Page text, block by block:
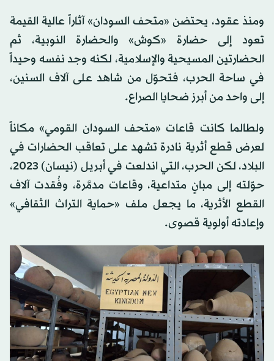
ومنذ عقود، يحتضن «متحف السودان» آثاراً عالية القيمة
تعود إلى حضارة «كوش» والحضارة النوبية، ثم
الحضارتين المسيحية والإسلامية، لكنه وجد نفسه وحيداً
في ساحة الحرب، فتحوّل من شاهد على آلاف السنين،
إلى واحد من أبرز ضحايا الصراع.
ولطالما كانت قاعات «متحف السودان القومي» مكاناً
لعرض قطع أثرية نادرة تشهد على تعاقب الحضارات في
البلاد، لكن الحرب، التي اندلعت في أبريل (نيسان) 2023،
حوّلته إلى مبانٍ متداعية، وقاعات مدمَّرة، وفُقدت آلاف
القطع الأثرية، ما يجعل ملف «حماية التراث الثقافي»
وإعادته أولوية قصوى.